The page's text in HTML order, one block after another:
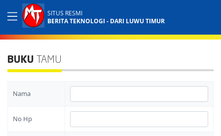
SITUS RESMI
BERITA TEKNOLOGI - DARI LUWU TIMUR
BUKU TAMU
Nama
No Hp